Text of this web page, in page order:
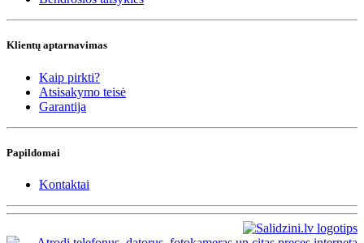
Klientų aptarnavimas
Kaip pirkti?
Atsisakymo teisė
Garantija
Papildomai
Kontaktai